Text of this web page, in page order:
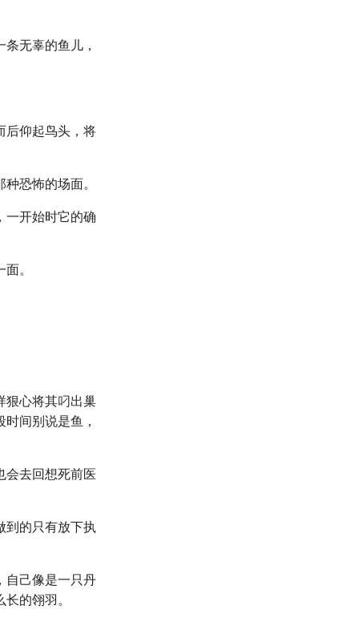
无辜的鱼儿，
后仰起鸟头，将
恐怖的场面。
一开始时它的确
。
狠心将其叼出巢
间别说是鱼，
会去回想死前医
到的只有放下执
自己像是一只丹
的翎羽。